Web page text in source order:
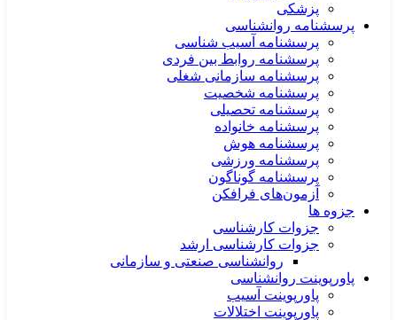
پزشکی
پرسشنامه روانشناسی
پرسشنامه آسیب شناسی
پرسشنامه روابط بین فردی
پرسشنامه سازمانی شغلی
پرسشنامه شخصیت
پرسشنامه تحصیلی
پرسشنامه خانواده
پرسشنامه هوش
پرسشنامه ورزشی
پرسشنامه گوناگون
آزمون‌های فرافکن
جزوه ها
جزوات کارشناسی
جزوات کارشناسی ارشد
روانشناسی صنعتی و سازمانی
پاورپوینت روانشناسی
پاورپوینت آسیب
پاورپوینت اختلالات